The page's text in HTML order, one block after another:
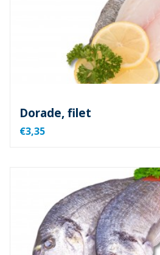
Dorade, filet
€3,35